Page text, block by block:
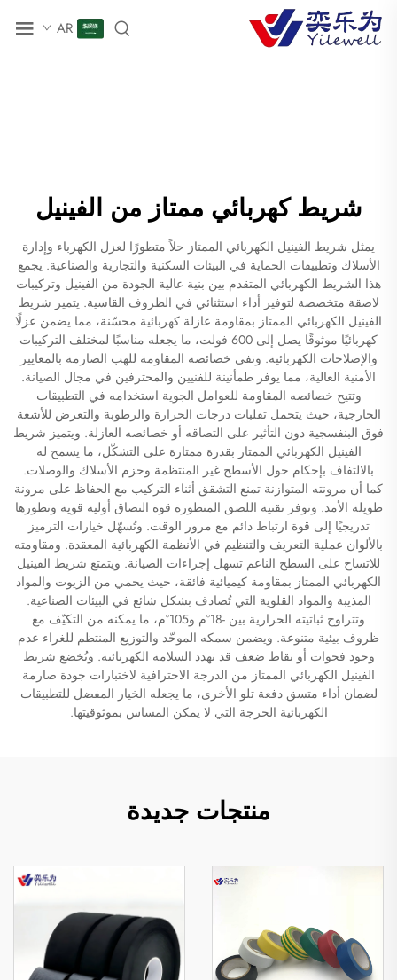
AR
شريط كهربائي ممتاز من الفينيل
يمثل شريط الفينيل الكهربائي الممتاز حلاً متطورًا لعزل الكهرباء وإدارة
الأسلاك وتطبيقات الحماية في البيئات السكنية والتجارية والصناعية. يجمع
هذا الشريط الكهربائي المتقدم بين بنية عالية الجودة من الفينيل وتركيبات
لاصقة متخصصة لتوفير أداء استثنائي في الظروف القاسية. يتميز شريط
الفينيل الكهربائي الممتاز بمقاومة عازلة كهربائية محسّنة، مما يضمن عزلًا
كهربائيًا موثوقًا يصل إلى 600 فولت، ما يجعله مناسبًا لمختلف التركيبات
والإصلاحات الكهربائية. وتفي خصائصه المقاومة للهب الصارمة بالمعايير
الأمنية العالية، مما يوفر طمأنينة للفنيين والمحترفين في مجال الصيانة.
وتتيح خصائصه المقاومة للعوامل الجوية استخدامه في التطبيقات
الخارجية، حيث يتحمل تقلبات درجات الحرارة والرطوبة والتعرض للأشعة
فوق البنفسجية دون التأثير على التصاقه أو خصائصه العازلة. ويتميز شريط
الفينيل الكهربائي الممتاز بقدرة ممتازة على التشكّل، ما يسمح له
بالالتفاف بإحكام حول الأسطح غير المنتظمة وحزم الأسلاك والوصلات.
كما أن مرونته المتوازنة تمنع التشقق أثناء التركيب مع الحفاظ على مرونة
طويلة الأمد. وتوفر تقنية اللصق المتطورة قوة التصاق أولية قوية وتطورها
تدريجيًا إلى قوة ارتباط دائم مع مرور الوقت. وتُسهّل خيارات الترميز
بالألوان عملية التعريف والتنظيم في الأنظمة الكهربائية المعقدة. ومقاومته
للاتساخ على السطح الناعم تسهل إجراءات الصيانة. ويتمتع شريط الفينيل
الكهربائي الممتاز بمقاومة كيميائية فائقة، حيث يحمي من الزيوت والمواد
المذيبة والمواد القلوية التي تُصادف بشكل شائع في البيئات الصناعية.
وتتراوح ثباتيته الحرارية بين -18°م و105°م، ما يمكنه من التكيّف مع
ظروف بيئية متنوعة. ويضمن سمكه الموحّد والتوزيع المنتظم للغراء عدم
وجود فجوات أو نقاط ضعف قد تهدد السلامة الكهربائية. ويُخضع شريط
الفينيل الكهربائي الممتاز من الدرجة الاحترافية لاختبارات جودة صارمة
لضمان أداء متسق دفعة تلو الأخرى، ما يجعله الخيار المفضل للتطبيقات
الكهربائية الحرجة التي لا يمكن المساس بموثوقيتها.
منتجات جديدة